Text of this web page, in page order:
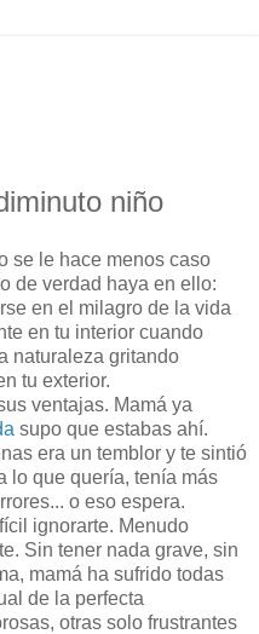
niño
se le hace menos caso
de verdad haya en ello:
en el milagro de la vida
en tu interior cuando
naturaleza gritando
tu exterior.
ventajas. Mamá ya
supo que estabas ahí.
era un temblor y te sintió
lo que quería, tenía más
o eso espera.
ignorarte. Menudo
Sin tener nada grave, sin
mamá ha sufrido todas
de la perfecta
otras solo frustrantes